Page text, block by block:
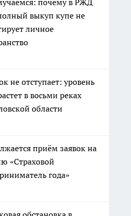
почему в РЖД
выкуп купе не
личное
не отступает: уровень
в восьми реках
области
приём заявок на
«Страховой
года»